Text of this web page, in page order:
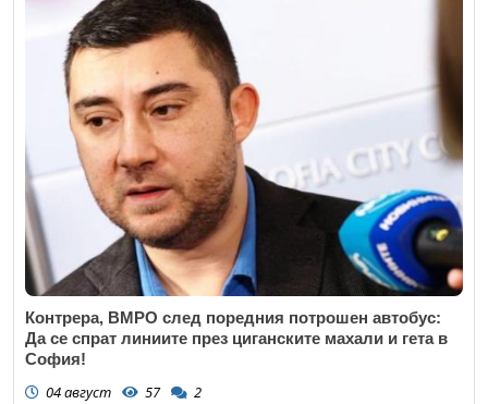
Контрера, ВМРО след поредния потрошен автобус:
Да се спрат линиите през циганските махали и гета в
София!
04 август 57 2